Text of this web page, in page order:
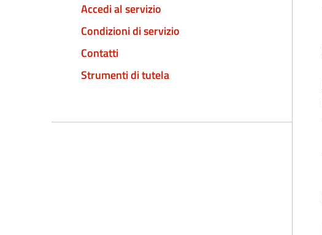
Accedi al servizio
Condizioni di servizio
Contatti
Strumenti di tutela